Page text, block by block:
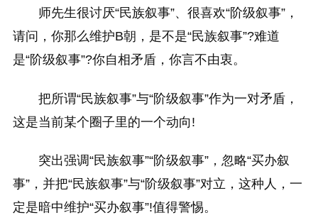
师先生很讨厌“民族叙事”、很喜欢“阶级叙事”，
请问，你那么维护B朝，是不是“民族叙事”?难道
是“阶级叙事”?你自相矛盾，你言不由衷。
把所谓“民族叙事”与“阶级叙事”作为一对矛盾，
这是当前某个圈子里的一个动向!
突出强调“民族叙事”“阶级叙事”，忽略“买办叙
事”，并把“民族叙事”与“阶级叙事”对立，这种人，一
定是暗中维护“买办叙事”!值得警惕。